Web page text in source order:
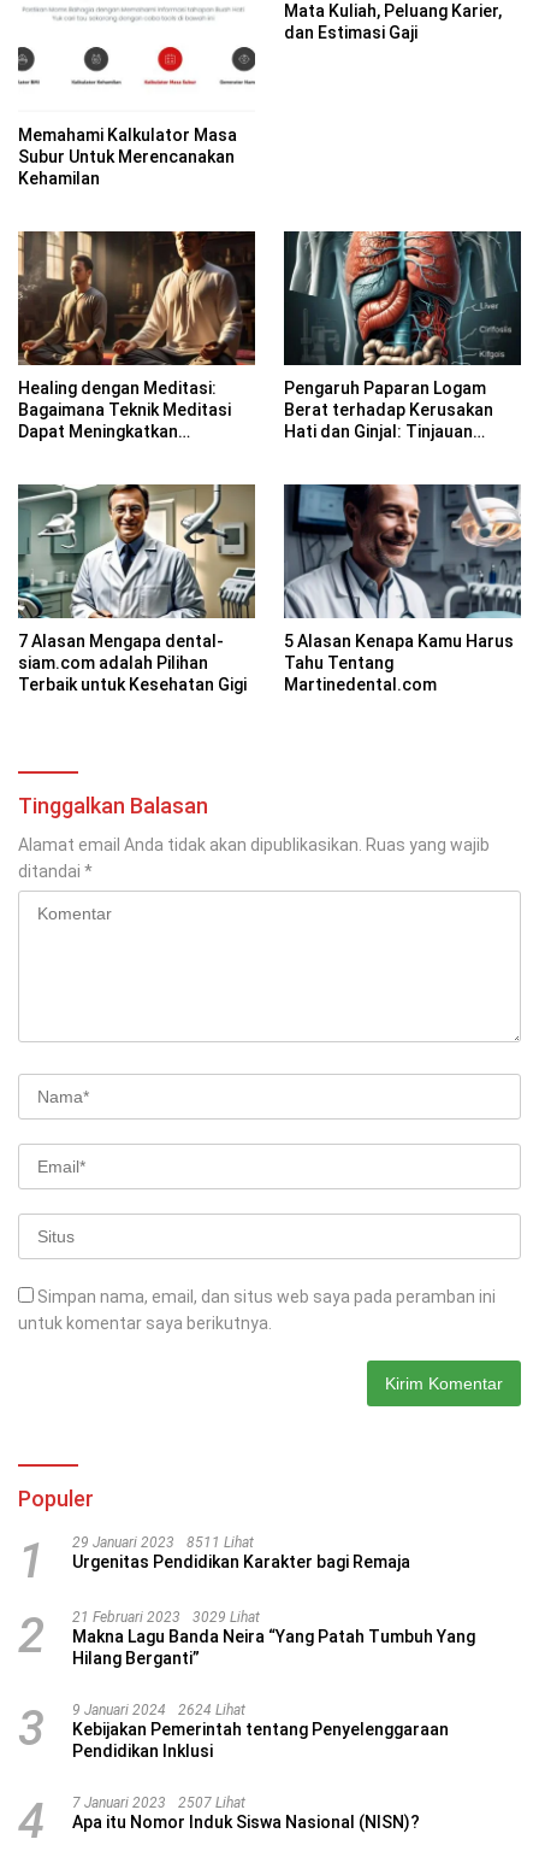
Memahami Kalkulator Masa
Subur Untuk Merencanakan
Kehamilan
Mata Kuliah, Peluang Karier,
dan Estimasi Gaji
Healing dengan Meditasi:
Bagaimana Teknik Meditasi
Dapat Meningkatkan
Pengaruh Paparan Logam
Berat terhadap Kerusakan
Hati dan Ginjal: Tinjauan
7 Alasan Mengapa dental-
siam.com adalah Pilihan
Terbaik untuk Kesehatan Gigi
5 Alasan Kenapa Kamu Harus
Tahu Tentang
Martinedental.com
Tinggalkan Balasan
Alamat email Anda tidak akan dipublikasikan. Ruas yang wajib
ditandai *
Simpan nama, email, dan situs web saya pada peramban ini
untuk komentar saya berikutnya.
Populer
1 29 Januari 2023 8511 Lihat
Urgenitas Pendidikan Karakter bagi Remaja
2 21 Februari 2023 3029 Lihat
Makna Lagu Banda Neira “Yang Patah Tumbuh Yang
Hilang Berganti”
3 9 Januari 2024 2624 Lihat
Kebijakan Pemerintah tentang Penyelenggaraan
Pendidikan Inklusi
4 7 Januari 2023 2507 Lihat
Apa itu Nomor Induk Siswa Nasional (NISN)?